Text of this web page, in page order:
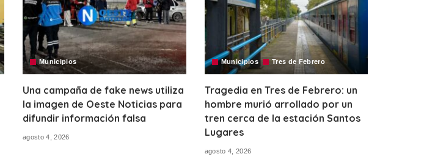
Municipios
Una campaña de fake news utiliza
la imagen de Oeste Noticias para
difundir información falsa
agosto 4, 2026
Municipios Tres de Febrero
Tragedia en Tres de Febrero: un
hombre murió arrollado por un
tren cerca de la estación Santos
Lugares
agosto 4, 2026